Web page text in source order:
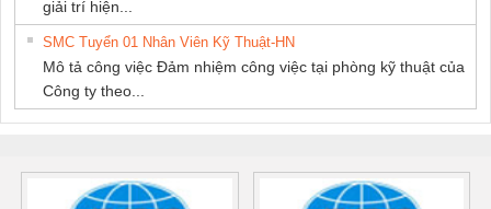
giải trí hiện...
SMC Tuyển 01 Nhân Viên Kỹ Thuật-HN
Mô tả công việc Đảm nhiệm công việc tại phòng kỹ thuật của
Công ty theo...